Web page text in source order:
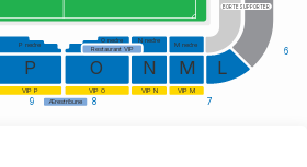
P nedre
O nedre N nedre
M nedre
VIP P VIP O VIP N VIP M
Ærestribune
L
M
N
O
P
Restaurant VIP
9 8 7
6
BORTESUPPORTER